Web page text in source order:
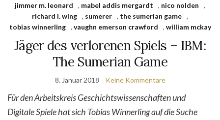
jimmer m. leonard
, mabel addis mergardt , nico nolden
,
richard l. wing , sumerer , the sumerian game ,
tobias winnerling
, vaughn emerson crawford , william mckay
Jäger des verlorenen Spiels – IBM:
The Sumerian Game
8. Januar 2018 Keine Kommentare
Für den Arbeitskreis Geschichtswissenschaften und
Digitale Spiele hat sich Tobias Winnerling auf die Suche